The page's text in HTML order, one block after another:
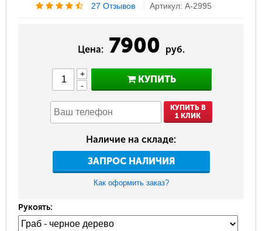
27 Отзывов Артикул: A-2995
Цена: 7900 руб.
+
-
КУПИТЬ
КУПИТЬ В
1 КЛИК
Наличие на складе:
ЗАПРОС НАЛИЧИЯ
Как оформить заказ?
Рукоять: